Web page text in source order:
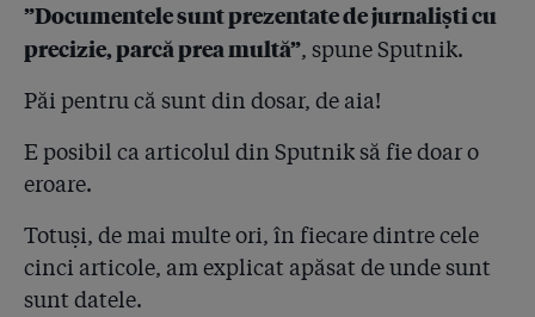
4.40
Pe urma banilor. Cum au jonglat spitalele cu
dezinfectantul falsificat Suprasept plătindu-i lui
Lazăr a întors armele de la fapte la Science Fiction
diluarea dezinfectanților în fața procurorilor!
4.43
Documentele care arată că Hexi falsifica de 10 ori în
toți anii
”Documentele sunt prezentate de jurnaliști cu
precizie, parcă prea multă”, spune Sputnik.
Păi pentru că sunt din dosar, de aia!
E posibil ca articolul din Sputnik să fie doar o
eroare.
Totuși, de mai multe ori, în fiecare dintre cele
cinci articole, am explicat apăsat de unde sunt
sunt datele.